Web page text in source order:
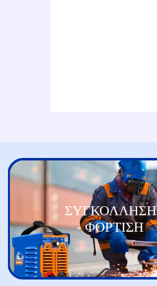
ΣΥΓΚΟΛΛΗΣΗ
- ΦΟΡΤΙΣΗ